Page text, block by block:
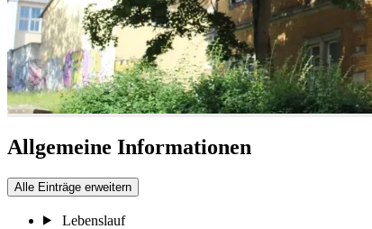
Allgemeine Informationen
Alle Einträge erweitern
Lebenslauf